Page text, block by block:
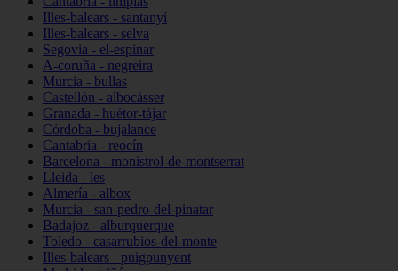
Illes-balears - santanyí
Illes-balears - selva
Segovia - el-espinar
A-coruña - negreira
Murcia - bullas
Castellón - albocàsser
Granada - huétor-tájar
Córdoba - bujalance
Cantabria - reocín
Barcelona - monistrol-de-montserrat
Lleida - les
Almería - albox
Murcia - san-pedro-del-pinatar
Badajoz - alburquerque
Toledo - casarrubios-del-monte
Illes-balears - puigpunyent